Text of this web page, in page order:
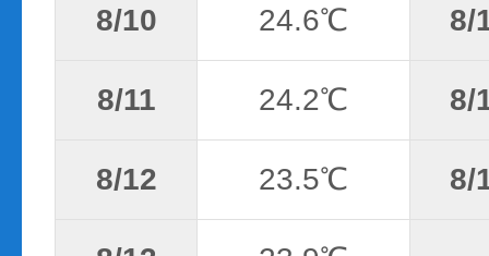
8/10 24.6℃ 8/
8/11 24.2℃ 8/
8/12 23.5℃ 8/